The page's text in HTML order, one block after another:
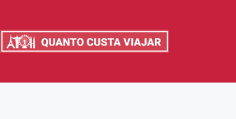
o
conteúdo